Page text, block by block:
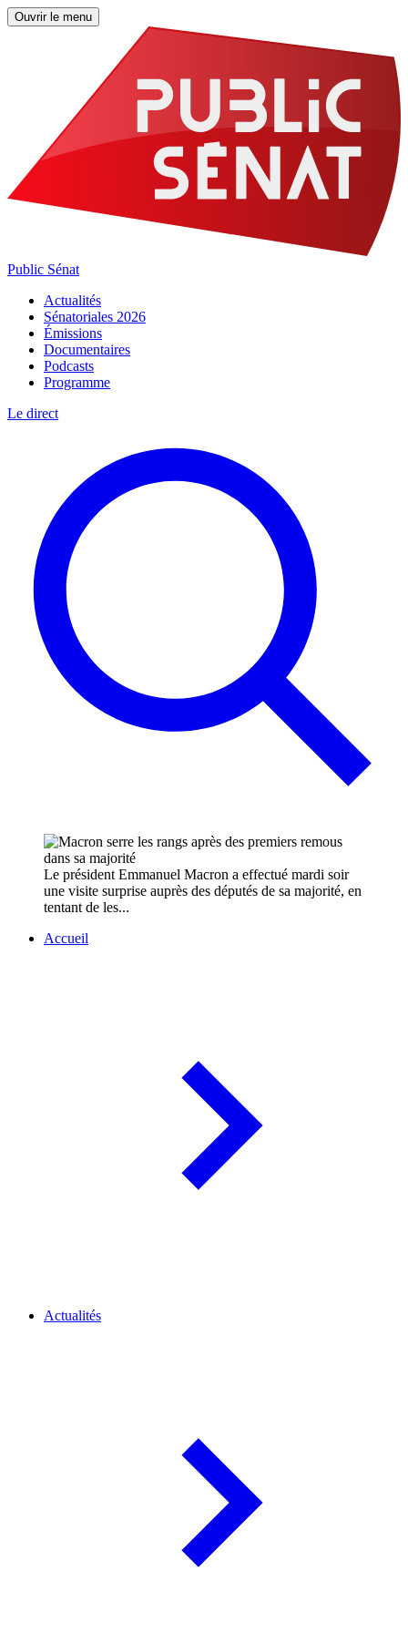
Ouvrir le menu
Public Sénat
Actualités
Sénatoriales 2026
Émissions
Documentaires
Podcasts
Programme
Le direct
Le président Emmanuel Macron a effectué mardi soir
une visite surprise auprès des députés de sa majorité, en
tentant de les...
Accueil
Actualités